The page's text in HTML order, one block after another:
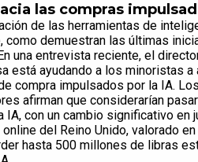
las compras
de las herramientas de
como demuestran las últimas
una entrevista reciente, el
está ayudando a los minoristas
compra impulsados por la IA.
afirman que considerarían
IA, con un cambio significativo
del Reino Unido, valorado
hasta 500 millones de libras